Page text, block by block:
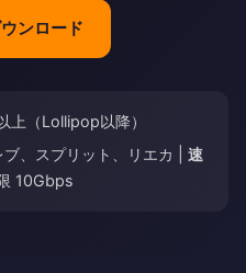
ンロード
（Lollipop以降）
、スプリット、リエカ | 速
10Gbps